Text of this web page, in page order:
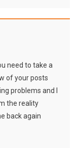
need to take a
of your posts
problems and I
the reality
back again